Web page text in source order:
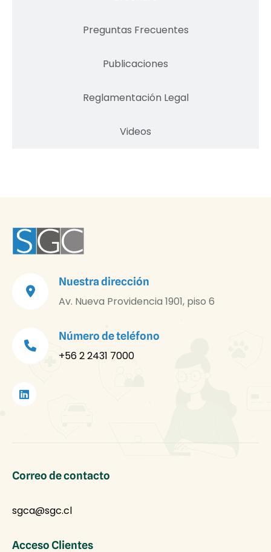
Preguntas Frecuentes
Publicaciones
Reglamentación Legal
Videos
Nuestra dirección
Av. Nueva Providencia 1901, piso 6
Número de teléfono
+56 2 2431 7000
Correo de contacto
sgca@sgc.cl
Acceso Clientes